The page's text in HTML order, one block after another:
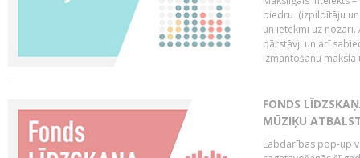
biedru (izpildītāju
un ietekmi uz
pārstāvji un arī
izmantošanu mākslā
FONDS
MŪZIĶU
Labdarības pop-up